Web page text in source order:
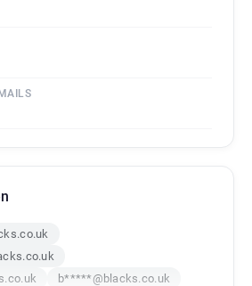
b*****@blacks.co.uk